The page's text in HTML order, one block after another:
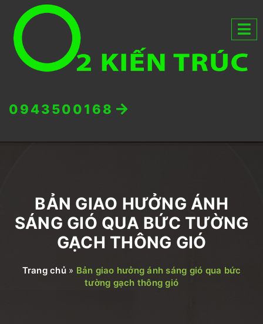
0943500168
BẢN GIAO HƯỞNG ÁNH
SÁNG GIÓ QUA BỨC TƯỜNG
GẠCH THÔNG GIÓ
Trang chủ» Bản giao hưởng ánh sáng gió qua bức
tường gạch thông gió